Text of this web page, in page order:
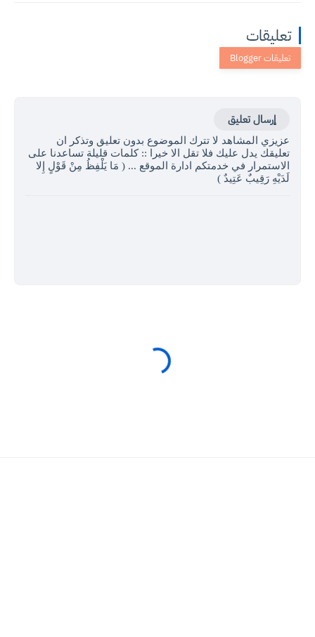
تعليقات
إرسال تعليق
عزيزي المشاهد لا تترك الموضوع بدون تعليق وتذكر ان
تعليقك يدل عليك فلا تقل الا خيرا :: كلمات قليلة تساعدنا على
الاستمرار في خدمتكم ادارة الموقع ... ( مَا يَلْفِظُ مِنْ قَوْلٍ إِلا
لَدَيْهِ رَقِيبٌ عَتِيدٌ )